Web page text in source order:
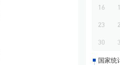
16
23
30
国家统